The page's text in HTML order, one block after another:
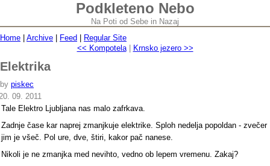
Podkleteno Nebo
Na Poti od Sebe in Nazaj
Home
Archive Feed
Regular Site
<< Kompotela| Krnsko jezero >>
Elektrika
by piskec
09. 2011
Tale Elektro Ljubljana nas malo zafrkava.
Zadnje čase kar naprej zmanjkuje elektrike. Sploh nedelja popoldan - zvečer
jim je všeč. Pol ure, dve, štiri, kakor pač nanese.
Nikoli je ne zmanjka med nevihto, vedno ob lepem vremenu. Zakaj?